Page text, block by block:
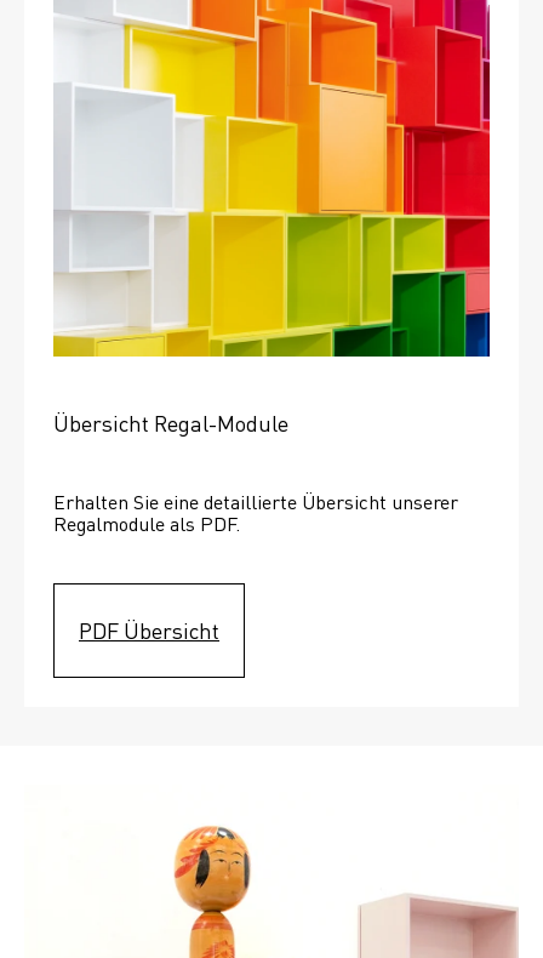
Übersicht Regal-Module
Erhalten Sie eine detaillierte Übersicht unserer
Regalmodule als PDF.
PDF Übersicht